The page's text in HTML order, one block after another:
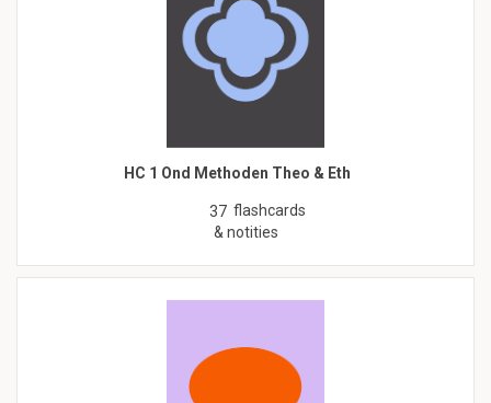
HC 1 Ond Methoden Theo & Eth
37 flashcards
& notities